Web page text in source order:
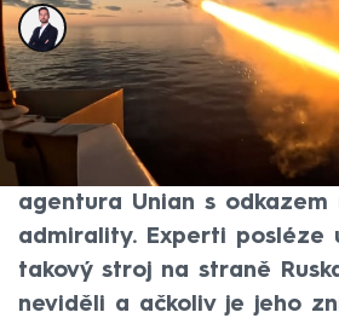
Tomáš Kačmár
18. říj 2025, 11:49
Ukrajinské námořnictvo
ruský dron, který plul na
Informuje o tom tamní
agentura Unian s
admirality. Experti posléze
takový stroj na straně
neviděli a ačkoliv je jeho